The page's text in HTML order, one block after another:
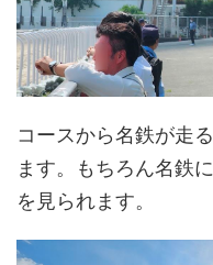
コースから名鉄が走
ます。もちろん名鉄
を見られます。